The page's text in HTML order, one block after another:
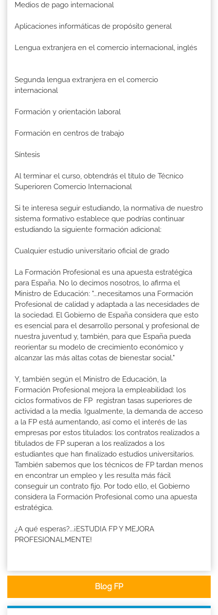
Medios de pago internacional
Aplicaciones informáticas de propósito general
Lengua extranjera en el comercio internacional, inglés
Segunda lengua extranjera en el comercio
internacional
Formación y orientación laboral
Formación en centros de trabajo
Síntesis
Al terminar el curso, obtendrás el título de Técnico
Superioren Comercio Internacional
Si te interesa seguir estudiando, la normativa de nuestro
sistema formativo establece que podrías continuar
estudiando la siguiente formación adicional:
Cualquier estudio universitario oficial de grado
La Formación Profesional es una apuesta estratégica
para España. No lo decimos nosotros, lo afirma el
Ministro de Educación: "...necesitamos una Formación
Profesional de calidad y adaptada a las necesidades de
la sociedad. El Gobierno de España considera que esto
es esencial para el desarrollo personal y profesional de
nuestra juventud y, también, para que España pueda
reorientar su modelo de crecimiento económico y
alcanzar las más altas cotas de bienestar social."
Y, también según el Ministro de Educación, la
Formación Profesional mejora la empleabilidad: los
ciclos formativos de FP registran tasas superiores de
actividad a la media. Igualmente, la demanda de acceso
a la FP está aumentando, así como el interés de las
empresas por estos titulados: los contratos realizados a
titulados de FP superan a los realizados a los
estudiantes que han finalizado estudios universitarios.
También sabemos que los técnicos de FP tardan menos
en encontrar un empleo y les resulta más fácil
conseguir un contrato fijo. Por todo ello, el Gobierno
considera la Formación Profesional como una apuesta
estratégica.
¿A qué esperas?...¡ESTUDIA FP Y MEJORA
PROFESIONALMENTE!
Blog FP